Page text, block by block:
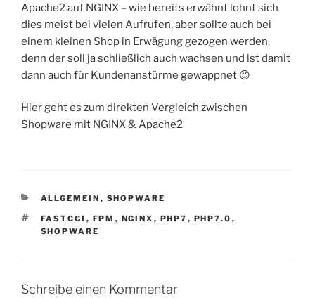
Apache2 auf NGINX – wie bereits erwähnt lohnt sich
dies meist bei vielen Aufrufen, aber sollte auch bei
einem kleinen Shop in Erwägung gezogen werden,
denn der soll ja schließlich auch wachsen und ist damit
dann auch für Kundenanstürme gewappnet 😉
Hier geht es zum direkten Vergleich zwischen
Shopware mit NGINX & Apache2
KATEGORIEN
ALLGEMEIN , SHOPWARE
SCHLAGWÖRTER
FASTCGI , FPM , NGINX , PHP7 , PHP7.0 ,
SHOPWARE
Schreibe einen Kommentar